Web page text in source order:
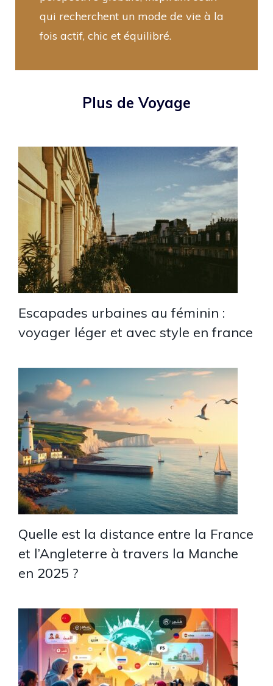
qui recherchent un mode de vie à la
fois actif, chic et équilibré.
Plus de Voyage
Escapades urbaines au féminin :
voyager léger et avec style en france
Quelle est la distance entre la France
et l’Angleterre à travers la Manche
en 2025 ?